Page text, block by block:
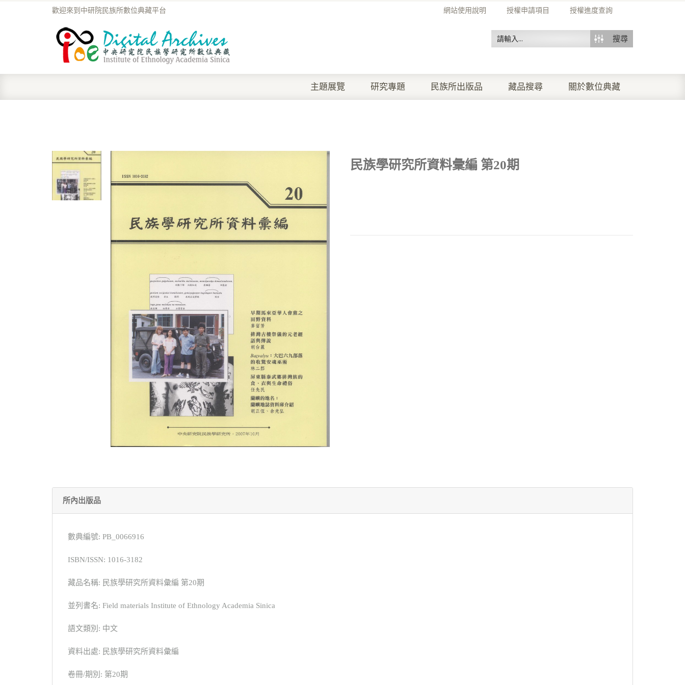
網站使用說明 授權申請項目 授權進度查詢
歡迎來到中研院民族所數位典藏平台
搜尋
主題展覽 研究專題 民族所出版品 藏品搜尋 關於數位典藏
民族學研究所資料彙編 第20期
所內出版品
數典編號: PB_0066916
ISBN/ISSN: 1016-3182
藏品名稱: 民族學研究所資料彙編 第20期
並列書名: Field materials Institute of Ethnology Academia Sinica
語文類別: 中文
資料出處: 民族學研究所資料彙編
卷冊/期別: 第20期